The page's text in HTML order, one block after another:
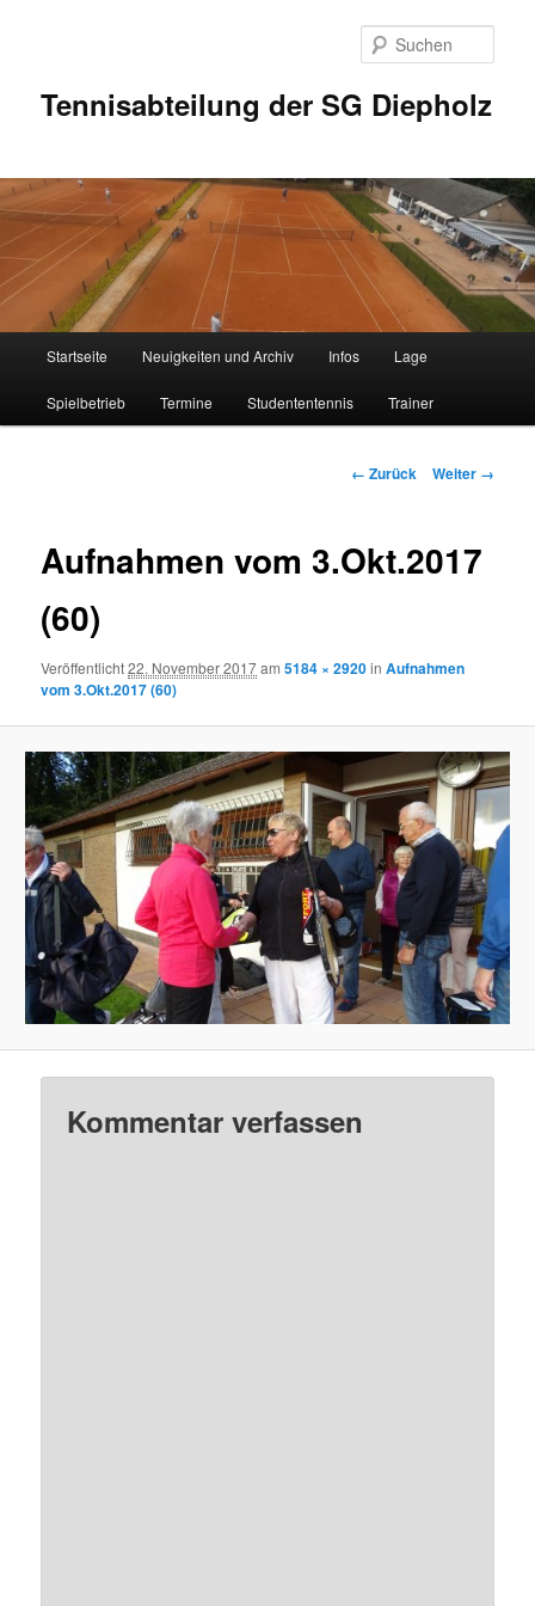
Tennisabteilung der SG Diepholz
Startseite Neuigkeiten und Archiv Infos Lage
Spielbetrieb Termine Studententennis Trainer
Bilder-
← Zurück Weiter →
Aufnahmen vom 3.Okt.2017
(60)
Veröffentlicht22. November 2017am5184 × 2920inAufnahmen
vom 3.Okt.2017 (60)
Kommentar verfassen